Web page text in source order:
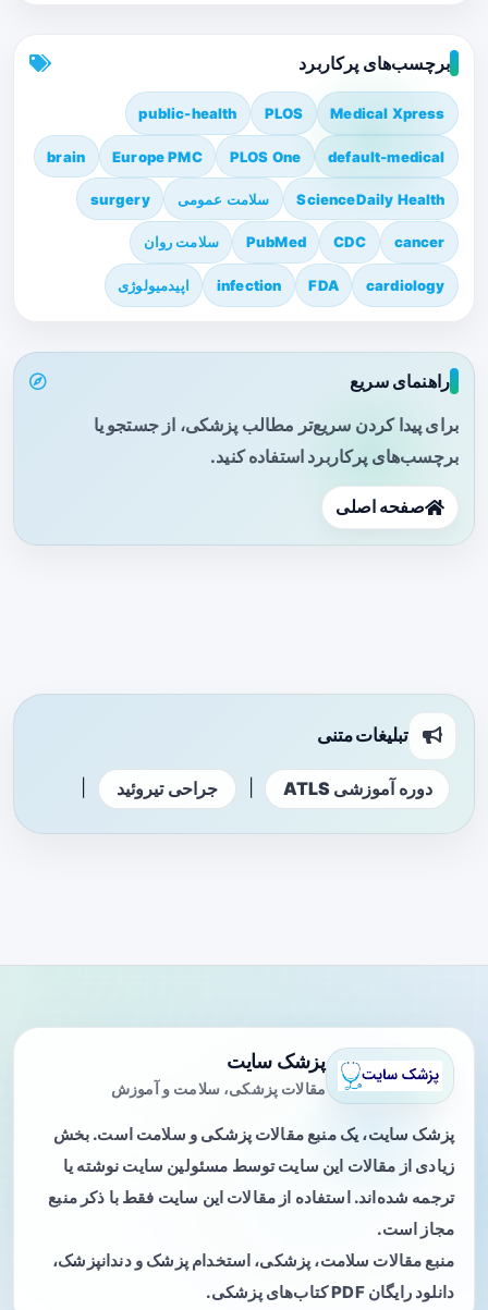
برچسب‌های پرکاربرد
Medical Xpress
PLOS
public-health
default-medical
PLOS One
Europe PMC
brain
ScienceDaily Health سلامت عمومی surgery
cancer
CDC
PubMed سلامت روان
cardiology
FDA
infection اپیدمیولوژی
راهنمای سریع
برای پیدا کردن سریع‌تر مطالب پزشکی، از جستجو یا
برچسب‌های پرکاربرد استفاده کنید.
صفحه اصلی
تبلیغات متنی
دوره آموزشی ATLS جراحی تیروئید
پزشک سایت
مقالات پزشکی، سلامت و آموزش
پزشک سایت، یک منبع مقالات پزشکی و سلامت است. بخش
زیادی از مقالات این سایت توسط مسئولین سایت نوشته یا
ترجمه شده‌اند. استفاده از مقالات این سایت فقط با ذکر منبع
مجاز است.
منبع مقالات سلامت، پزشکی، استخدام پزشک و دندانپزشک،
دانلود رایگان PDF کتاب‌های پزشکی.